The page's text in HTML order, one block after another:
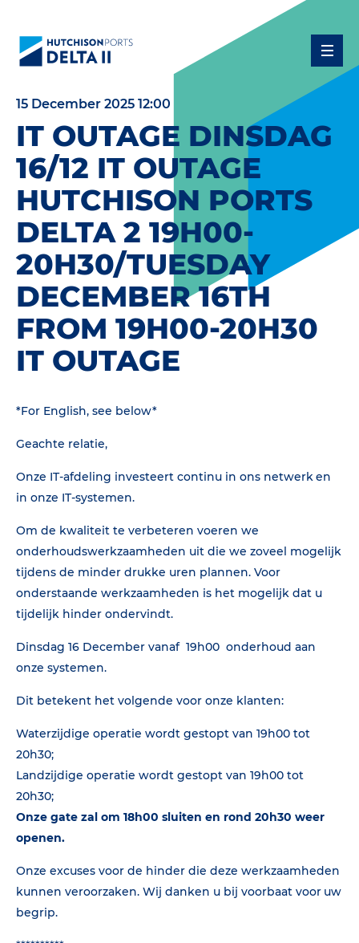
15 December 2025 12:00
IT OUTAGE DINSDAG
16/12 IT OUTAGE
HUTCHISON PORTS
DELTA 2 19H00-
20H30/TUESDAY
DECEMBER 16TH
FROM 19H00-20H30
IT OUTAGE
*For English, see below*
Geachte relatie,
Onze IT-afdeling investeert continu in ons netwerk en
in onze IT-systemen.
Om de kwaliteit te verbeteren voeren we
onderhoudswerkzaamheden uit die we zoveel mogelijk
tijdens de minder drukke uren plannen. Voor
onderstaande werkzaamheden is het mogelijk dat u
tijdelijk hinder ondervindt.
Dinsdag 16 December vanaf 19h00 onderhoud aan
onze systemen.
Dit betekent het volgende voor onze klanten:
Waterzijdige operatie wordt gestopt van 19h00 tot
20h30;
Landzijdige operatie wordt gestopt van 19h00 tot
20h30;
Onze gate zal om 18h00 sluiten en rond 20h30 weer
openen.
Onze excuses voor de hinder die deze werkzaamheden
kunnen veroorzaken. Wij danken u bij voorbaat voor uw
begrip.